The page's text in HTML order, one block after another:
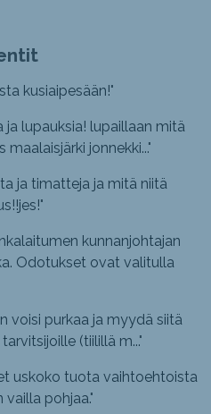
kusiaipesään!"
ja lupauksia! lupaillaan mitä
jonnekki..."
ja timatteja ja mitä niitä
"
kunnanjohtajan
Odotukset ovat valitulla
voisi purkaa ja myydä siitä
(tiilillä m..."
uskoko tuota vaihtoehtoista
vailla pohjaa."